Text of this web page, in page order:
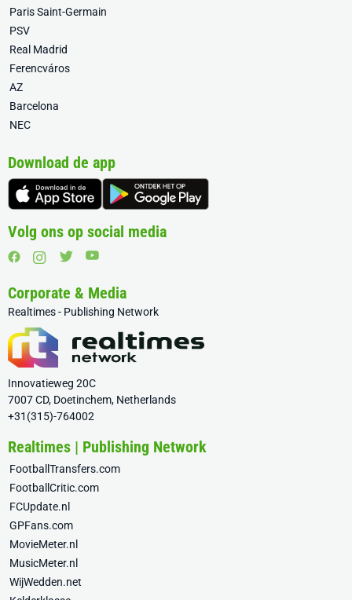
Paris Saint-Germain
PSV
Real Madrid
Ferencváros
AZ
Barcelona
NEC
Download de app
Volg ons op social media
Corporate & Media
Realtimes - Publishing Network
Innovatieweg 20C
7007 CD, Doetinchem, Netherlands
+31(315)-764002
Realtimes | Publishing Network
FootballTransfers.com
FootballCritic.com
FCUpdate.nl
GPFans.com
MovieMeter.nl
MusicMeter.nl
WijWedden.net